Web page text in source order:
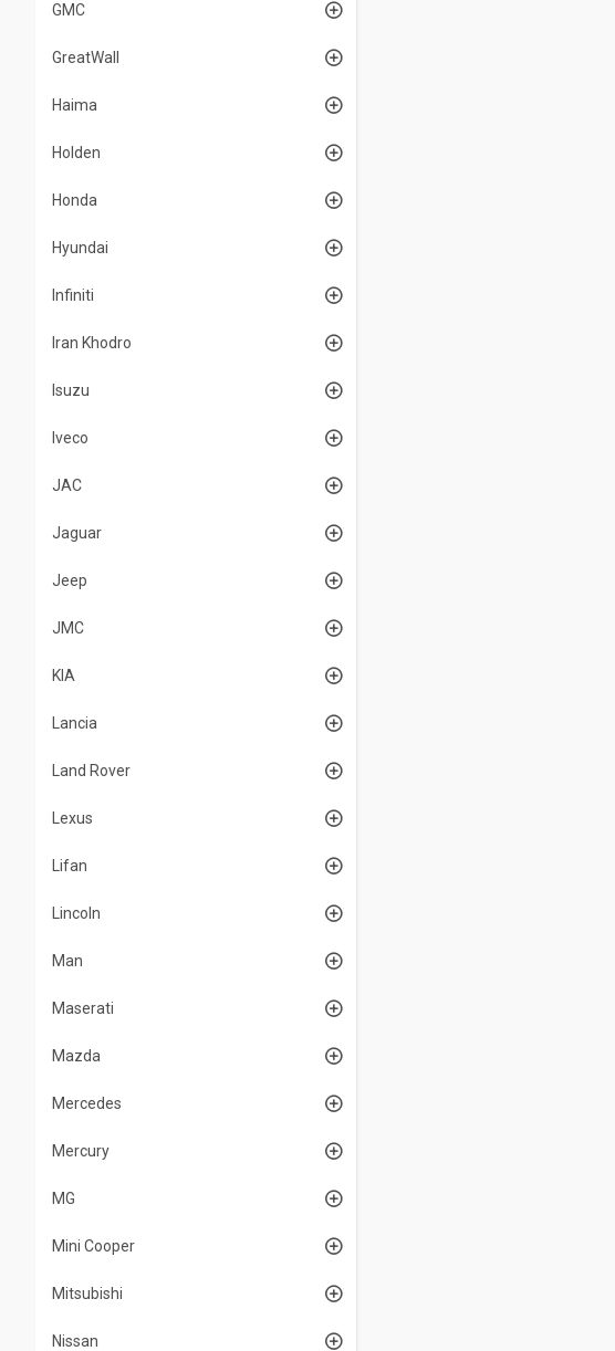
GMC
GreatWall
Haima
Holden
Honda
Hyundai
Infiniti
Iran Khodro
Isuzu
Iveco
JAC
Jaguar
Jeep
JMC
KIA
Lancia
Land Rover
Lexus
Lifan
Lincoln
Man
Maserati
Mazda
Mercedes
Mercury
MG
Mini Cooper
Mitsubishi
Nissan